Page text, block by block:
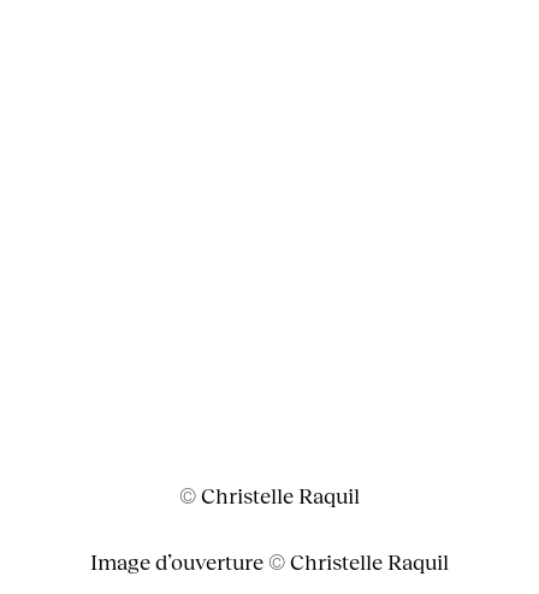
© Christelle Raquil
Image d’ouverture © Christelle Raquil